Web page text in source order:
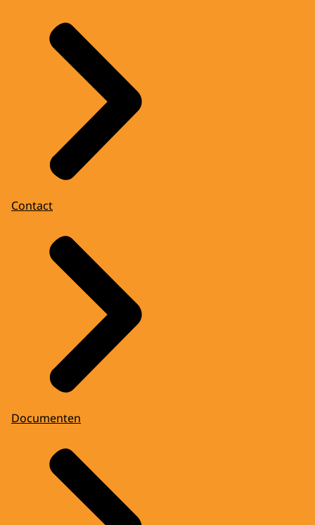
Contact
Documenten